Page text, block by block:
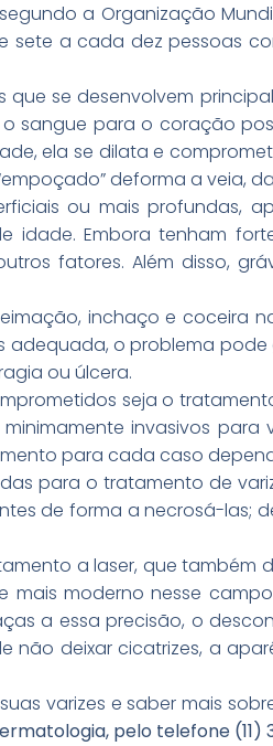
a Organização
sete a cada dez pessoas
se desenvolvem
sangue para o coração
ela se dilata e
deforma a veia,
ou mais profundas,
idade. Embora tenham
fatores. Além disso,
inchaço e coceira
o problema
ou úlcera.
seja o
invasivos
para cada caso
para o tratamento de
de forma a necrosá-las;
a laser, que também
moderno nesse
a essa precisão, o
não deixar cicatrizes, a
varizes e saber mais
pelo telefone (11)